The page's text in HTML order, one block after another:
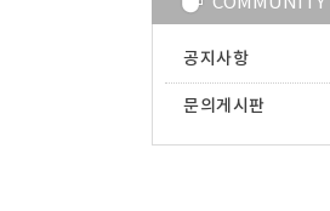
공지사항
문의게시판